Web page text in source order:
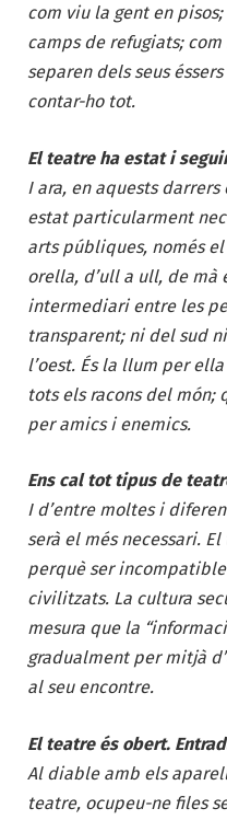
com viu la gent en
camps de refugiats;
separen dels seus
contar-ho tot.
El teatre ha estat i
I ara, en aquests
estat particularment
arts públiques, només
orella, d’ull a ull, de mà
intermediari entre les
transparent; ni del sud
l’oest. És la llum per
tots els racons del món;
per amics i enemics.
Ens cal tot tipus de
I d’entre moltes i
serà el més necessari.
perquè ser
civilitzats. La cultura
mesura que la
gradualment per mitjà
al seu encontre.
El teatre és obert.
Al diable amb els
teatre, ocupeu-ne files